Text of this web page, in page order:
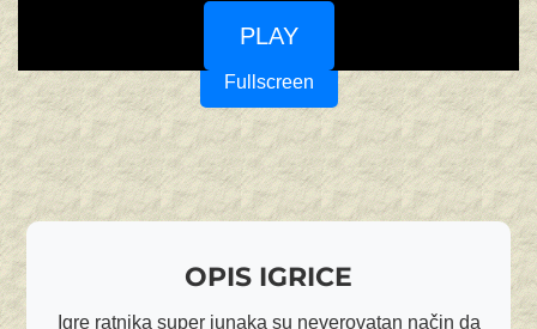
PLAY
Fullscreen
OPIS IGRICE
Igre ratnika super junaka su neverovatan način da